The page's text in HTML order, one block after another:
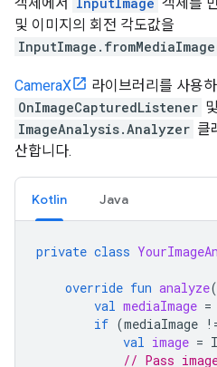
및 이미지의 회전 각도값을
CameraX
라이브러리를 사용
OnImageCapturedListener 및
ImageAnalysis.Analyzer 클
산합니다.
Kotlin Java
private class
override fun analyze(
val mediaImage =
if (mediaImage
val image =
// Pass